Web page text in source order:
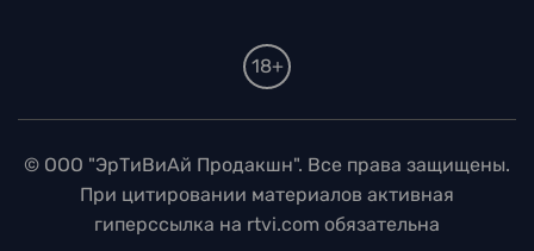
18+
© ООО "ЭрТиВиАй Продакшн". Все права защищены.
При цитировании материалов активная
гиперссылка на rtvi.com обязательна